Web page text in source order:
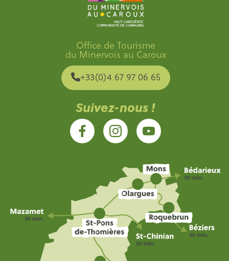
Office de Tourisme
du Minervois au Caroux
+33(0)4 67 97 06 65
Suivez-nous !